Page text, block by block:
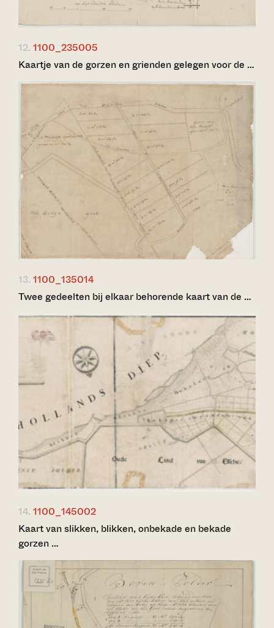
12. 1100_235005
Kaartje van de gorzen en grienden gelegen voor de …
13. 1100_135014
Twee gedeelten bij elkaar behorende kaart van de …
14. 1100_145002
Kaart van slikken, blikken, onbekade en bekade
gorzen …